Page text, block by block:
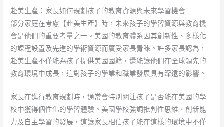
赴美生產：家長如何規劃孩子的教育資源與未來學習機會
部分家庭在考慮【赴美生產】時，未來孩子的學習資源與教育機
會是他們的重要考量之一。美國的教育體系因其創新性、多樣化
的課程設置及先進的學術資源而廣受家長青睞。許多家長認為，
赴美生產不僅能為孩子提供美國國籍，還能讓他們在全球領先的
教育環境中成長，這對孩子的學業和職業發展具有深遠的影響。
家長在進行教育規劃時，通常會特別關注孩子是否能在美國的學
校中獲得個性化的學習體驗。美國學校強調批判性思維、創新能
力及自主學習的發展，這讓家長相信孩子能在這樣的環境中不僅